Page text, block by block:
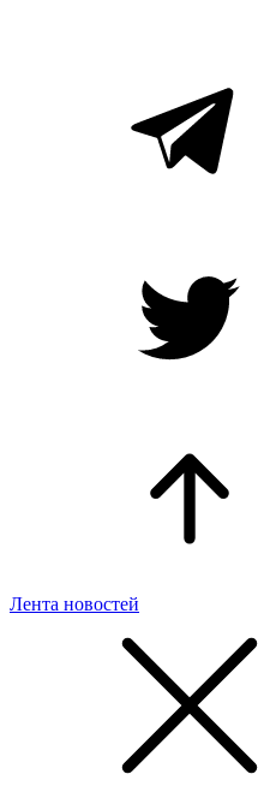
Лента новостей